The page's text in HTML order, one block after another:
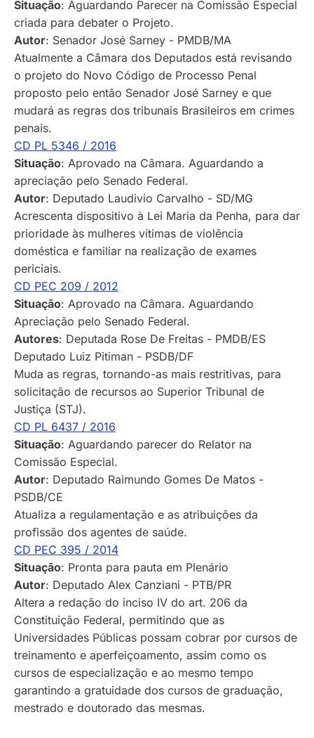
Situação: Aguardando Parecer na Comissão Especial
criada para debater o Projeto.
Autor: Senador José Sarney - PMDB/MA
Atualmente a Câmara dos Deputados está revisando
o projeto do Novo Código de Processo Penal
proposto pelo então Senador José Sarney e que
mudará as regras dos tribunais Brasileiros em crimes
penais.
CD PL 5346 / 2016
Situação: Aprovado na Câmara. Aguardando a
apreciação pelo Senado Federal.
Autor: Deputado Laudivio Carvalho - SD/MG
Acrescenta dispositivo à Lei Maria da Penha, para dar
prioridade às mulheres vítimas de violência
doméstica e familiar na realização de exames
periciais.
CD PEC 209 / 2012
Situação: Aprovado na Câmara. Aguardando
Apreciação pelo Senado Federal.
Autores: Deputada Rose De Freitas - PMDB/ES
Deputado Luiz Pitiman - PSDB/DF
Muda as regras, tornando-as mais restritivas, para
solicitação de recursos ao Superior Tribunal de
Justiça (STJ).
CD PL 6437 / 2016
Situação: Aguardando parecer do Relator na
Comissão Especial.
Autor: Deputado Raimundo Gomes De Matos -
PSDB/CE
Atualiza a regulamentação e as atribuições da
profissão dos agentes de saúde.
CD PEC 395 / 2014
Situação: Pronta para pauta em Plenário
Autor: Deputado Alex Canziani - PTB/PR
Altera a redação do inciso IV do art. 206 da
Constituição Federal, permitindo que as
Universidades Públicas possam cobrar por cursos de
treinamento e aperfeiçoamento, assim como os
cursos de especialização e ao mesmo tempo
garantindo a gratuidade dos cursos de graduação,
mestrado e doutorado das mesmas.